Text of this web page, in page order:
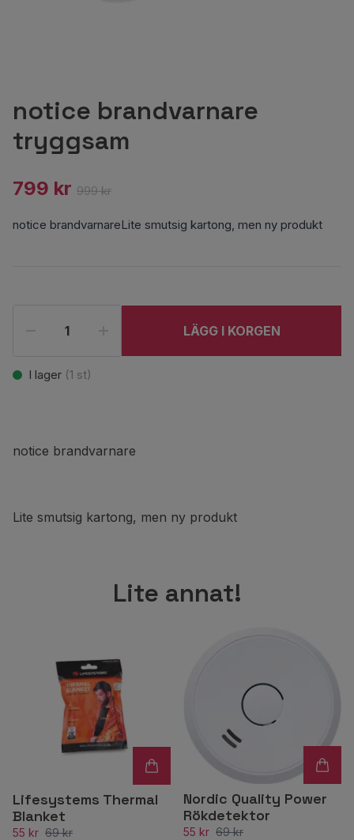
notice brandvarnare
tryggsam
799 kr 999 kr
notice brandvarnareLite smutsig kartong, men ny produkt
LÄGG I KORGEN
I lager (1 st)
notice brandvarnare
Lite smutsig kartong, men ny produkt
Lite annat!
Lifesystems Thermal
Blanket
55 kr 69 kr
Nordic Quality Power
Rökdetektor
55 kr 69 kr